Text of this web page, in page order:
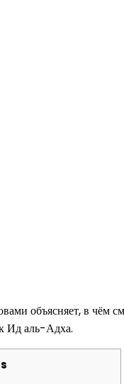
объясняет, в чём
Ид аль-Адха.